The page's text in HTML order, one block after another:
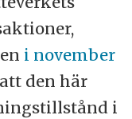
i november
den här
i